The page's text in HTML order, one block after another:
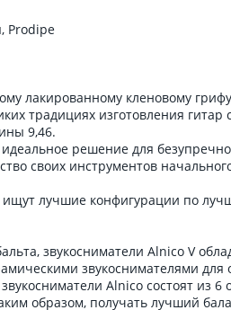
Prodipe
лакированному кленовому
традициях изготовления
9,46.
решение для
своих инструментов
лучшие конфигурации по
звукосниматели Alnico V
звукоснимателями
Alnico состоят
образом, получать лучший